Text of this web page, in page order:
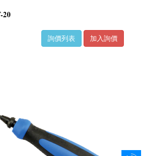
20
詢價列表 加入詢價